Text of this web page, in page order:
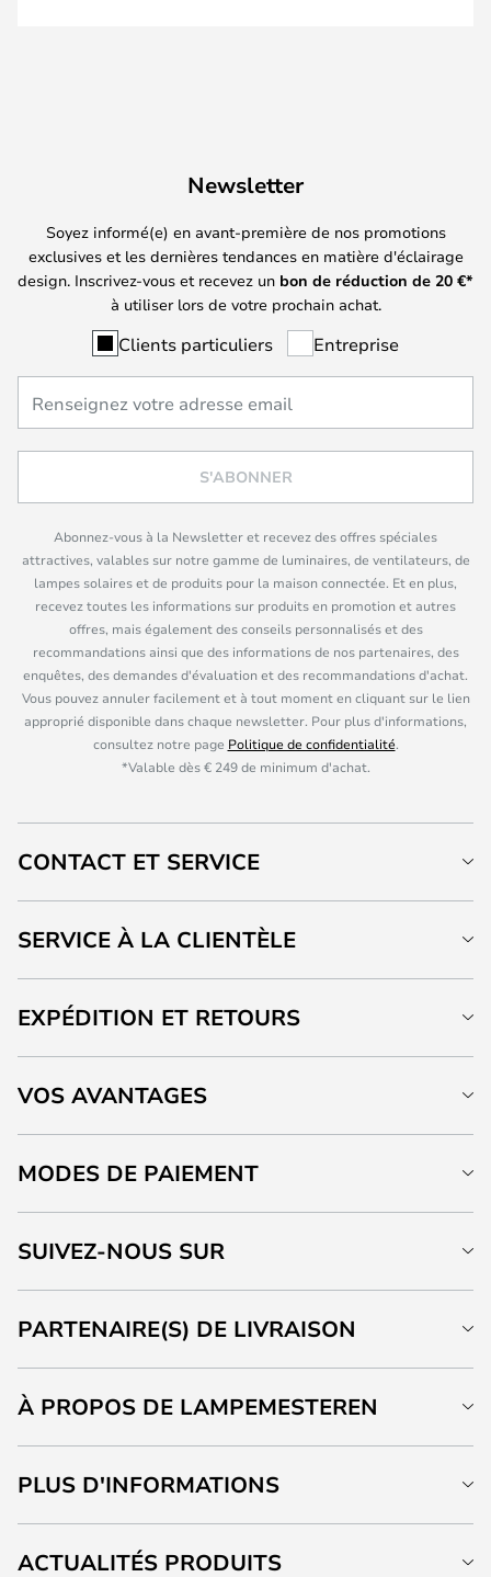
Newsletter
Soyez informé(e) en avant-première de nos promotions
exclusives et les dernières tendances en matière d'éclairage
design. Inscrivez-vous et recevez un bon de réduction de 20 €*
à utiliser lors de votre prochain achat.
Clients particuliers Entreprise
S'ABONNER
Abonnez-vous à la Newsletter et recevez des offres spéciales
attractives, valables sur notre gamme de luminaires, de ventilateurs, de
lampes solaires et de produits pour la maison connectée. Et en plus,
recevez toutes les informations sur produits en promotion et autres
offres, mais également des conseils personnalisés et des
recommandations ainsi que des informations de nos partenaires, des
enquêtes, des demandes d'évaluation et des recommandations d'achat.
Vous pouvez annuler facilement et à tout moment en cliquant sur le lien
approprié disponible dans chaque newsletter. Pour plus d'informations,
consultez notre page Politique de confidentialité.
*Valable dès € 249 de minimum d'achat.
CONTACT ET SERVICE
SERVICE À LA CLIENTÈLE
EXPÉDITION ET RETOURS
VOS AVANTAGES
MODES DE PAIEMENT
SUIVEZ-NOUS SUR
PARTENAIRE(S) DE LIVRAISON
À PROPOS DE LAMPEMESTEREN
PLUS D'INFORMATIONS
ACTUALITÉS PRODUITS